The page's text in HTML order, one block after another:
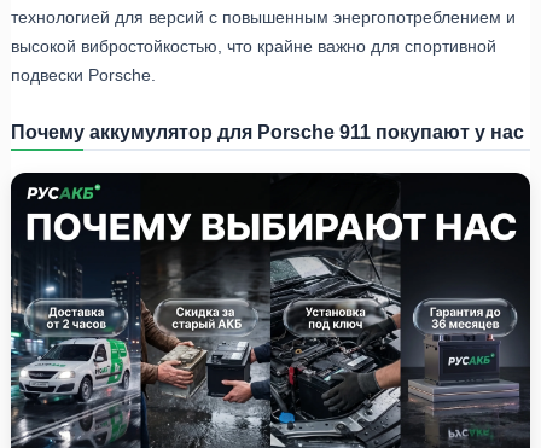
технологией для версий с повышенным энергопотреблением и
высокой вибростойкостью, что крайне важно для спортивной
подвески Porsche.
Почему аккумулятор для Porsche 911 покупают у нас